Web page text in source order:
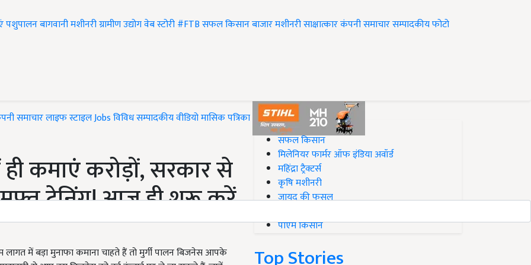
पशुपालनबागवानीमशीनरीग्रामीण उद्योगवेब स्टोरी#FTBसफल किसानबाजारमशीनरीसाक्षात्कारकंपनी समाचारसम्पादकीयफोटो
समाचारलाइफ स्टाइलJobsविविधसम्पादकीयवीडियोमासिक पत्रिका
कमाएं करोड़ों, सरकार से
ट्रेनिंग! आज ही शुरू करें
में बड़ा मुनाफा कमाना चाहते हैं तो मुर्गी पालन बिजनेस आपके
#Top on Krishi Jagran
सफल किसान
मिलेनियर फार्मर ऑफ इंडिया अवॉर्ड
महिंद्रा ट्रैक्टर्स
कृषि मशीनरी
जायद की फसल
पीएम किसान
Top Stories